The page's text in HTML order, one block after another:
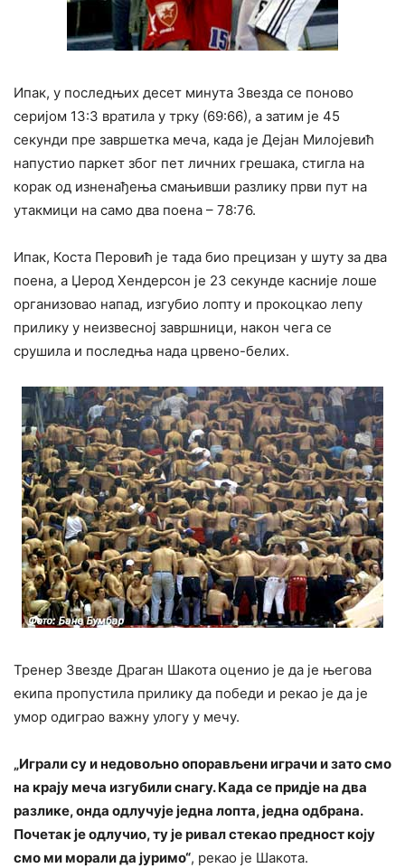
Ипак, у последњих десет минута Звезда се поново
серијом 13:3 вратила у трку (69:66), а затим је 45
секунди пре завршетка меча, када је Дејан Милојевић
напустио паркет због пет личних грешака, стигла на
корак од изненађења смањивши разлику први пут на
утакмици на само два поена – 78:76.
Ипак, Коста Перовић је тада био прецизан у шуту за два
поена, а Џерод Хендерсон је 23 секунде касније лоше
организовао напад, изгубио лопту и прокоцкао лепу
прилику у неизвесној завршници, након чега се
срушила и последња нада црвено-белих.
Тренер Звезде Драган Шакота оценио је да је његова
екипа пропустила прилику да победи и рекао је да је
умор одиграо важну улогу у мечу.
„Играли су и недовољно опорављени играчи и зато смо
на крају меча изгубили снагу. Када се придје на два
разлике, онда одлучује једна лопта, једна одбрана.
Почетак је одлучио, ту је ривал стекао предност коју
смо ми морали да јуримо“, рекао је Шакота.